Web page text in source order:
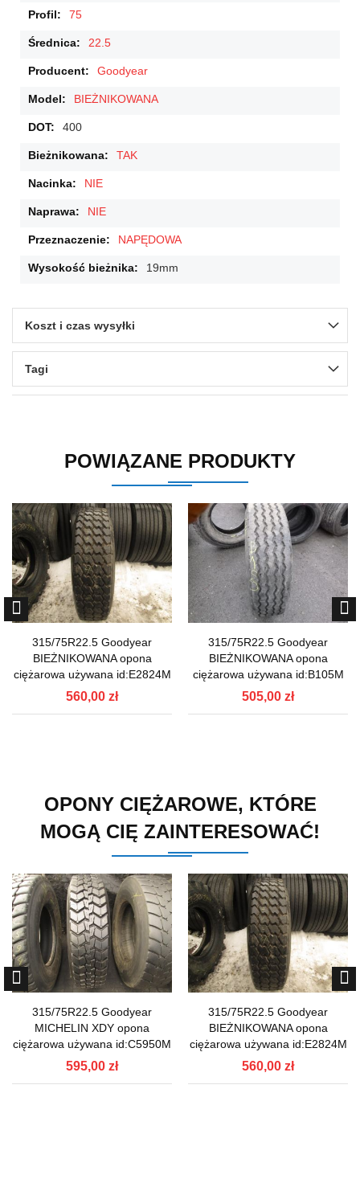
75
22.5
Goodyear
BIEŻNIKOWANA
400
TAK
NIE
NIE
NAPĘDOWA
19mm
Koszt i czas wysyłki
Tagi
POWIĄZANE PRODUKTY
315/75R22.5 Goodyear
BIEŻNIKOWANA opona
ciężarowa używana id:E2824M
560,00 zł
315/75R22.5 Goodyear
BIEŻNIKOWANA opona
ciężarowa używana id:B105M
505,00 zł
OPONY CIĘŻAROWE, KTÓRE
MOGĄ CIĘ ZAINTERESOWAĆ!
315/75R22.5 Goodyear
MICHELIN XDY opona
ciężarowa używana id:C5950M
595,00 zł
315/75R22.5 Goodyear
BIEŻNIKOWANA opona
ciężarowa używana id:E2824M
560,00 zł